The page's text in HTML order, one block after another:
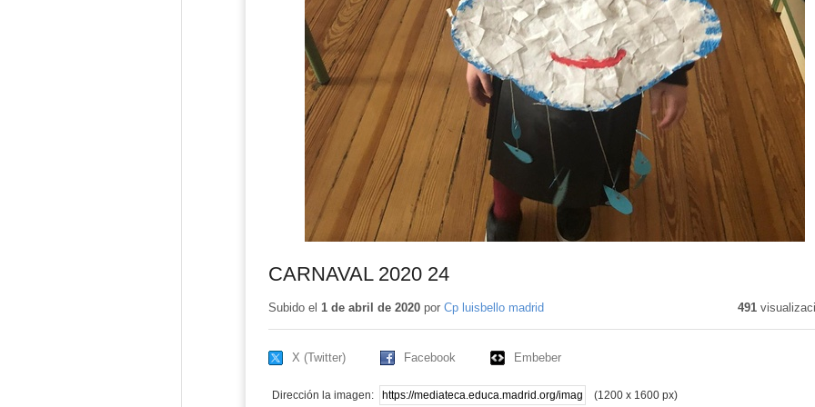
CARNAVAL 2020 24
Subido el 1 de abril de 2020por Cp luisbello madrid 491
X (Twitter) Facebook Embeber
Dirección la imagen: (1200 x 1600 px)